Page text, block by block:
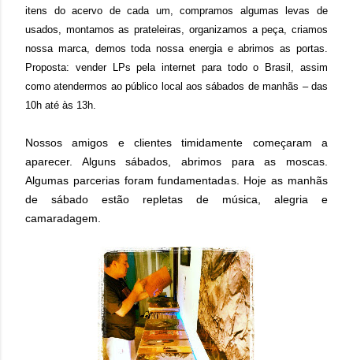
itens do acervo de cada um, compramos algumas levas de
usados, montamos as prateleiras, organizamos a peça, criamos
nossa marca, demos toda nossa energia e abrimos as portas.
Proposta: vender LPs pela internet para todo o Brasil, assim
como atendermos ao público local aos sábados de manhãs – das
10h até às 13h.
Nossos amigos e clientes timidamente começaram a
aparecer. Alguns sábados, abrimos para as moscas.
Algumas parcerias foram fundamentadas. Hoje as manhãs
de sábado estão repletas de música, alegria e
camaradagem.